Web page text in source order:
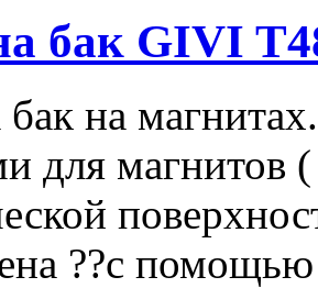
бак GIVI
на
для магнитов
??с